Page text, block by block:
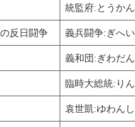
統監府:とうか
反日闘争 義兵闘争:ぎへ
義和団:ぎわだん
臨時大総統:り
袁世凱:ゆわん